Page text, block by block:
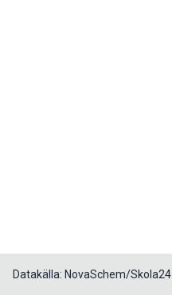
Datakälla: NovaSchem/Skola24